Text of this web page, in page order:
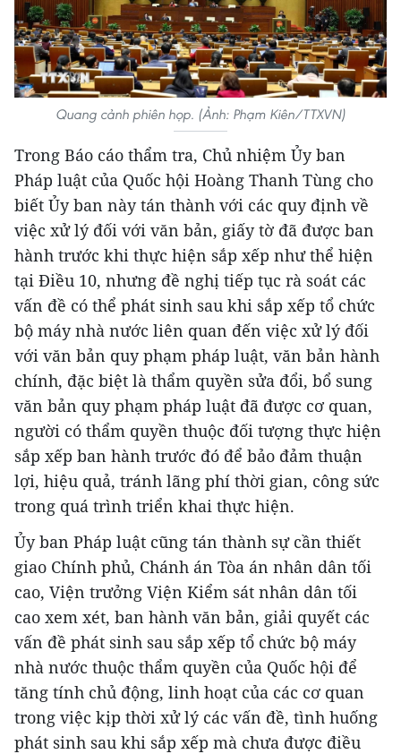
Quang cảnh phiên họp. (Ảnh: Phạm Kiên/TTXVN)
Trong Báo cáo thẩm tra, Chủ nhiệm Ủy ban
Pháp luật của Quốc hội Hoàng Thanh Tùng cho
biết Ủy ban này tán thành với các quy định về
việc xử lý đối với văn bản, giấy tờ đã được ban
hành trước khi thực hiện sắp xếp như thể hiện
tại Điều 10, nhưng đề nghị tiếp tục rà soát các
vấn đề có thể phát sinh sau khi sắp xếp tổ chức
bộ máy nhà nước liên quan đến việc xử lý đối
với văn bản quy phạm pháp luật, văn bản hành
chính, đặc biệt là thẩm quyền sửa đổi, bổ sung
văn bản quy phạm pháp luật đã được cơ quan,
người có thẩm quyền thuộc đối tượng thực hiện
sắp xếp ban hành trước đó để bảo đảm thuận
lợi, hiệu quả, tránh lãng phí thời gian, công sức
trong quá trình triển khai thực hiện.
Ủy ban Pháp luật cũng tán thành sự cần thiết
giao Chính phủ, Chánh án Tòa án nhân dân tối
cao, Viện trưởng Viện Kiểm sát nhân dân tối
cao xem xét, ban hành văn bản, giải quyết các
vấn đề phát sinh sau sắp xếp tổ chức bộ máy
nhà nước thuộc thẩm quyền của Quốc hội để
tăng tính chủ động, linh hoạt của các cơ quan
trong việc kịp thời xử lý các vấn đề, tình huống
phát sinh sau khi sắp xếp mà chưa được điều